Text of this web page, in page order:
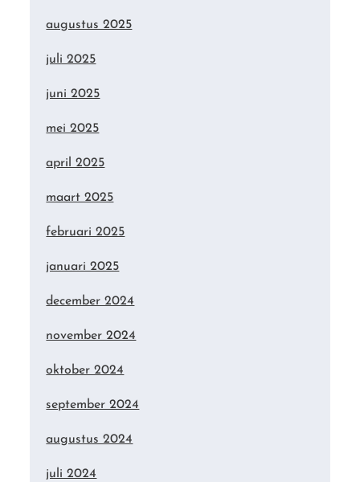
augustus 2025
juli 2025
juni 2025
mei 2025
april 2025
maart 2025
februari 2025
januari 2025
december 2024
november 2024
oktober 2024
september 2024
augustus 2024
juli 2024